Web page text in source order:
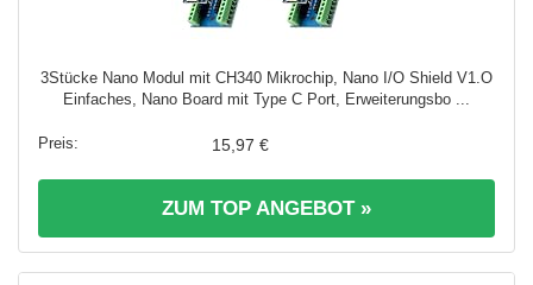
3Stücke Nano Modul mit CH340 Mikrochip, Nano I/O Shield V1.O
Einfaches, Nano Board mit Type C Port, Erweiterungsbo ...
15,97 €
ZUM TOP ANGEBOT »